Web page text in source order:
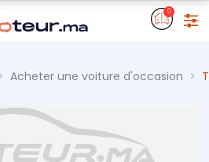
0
Acheter une voiture d'occasion